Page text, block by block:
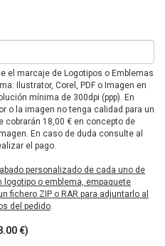
el marcaje de Logotipos o Emblemas
Ilustrator, Corel, PDF o Imagen en
mínima de 300dpi (ppp). En
o la imagen no tenga calidad para un
18,00 € en concepto de
En caso de duda consulte al
el pago.
personalizado de cada uno de
logotipo o emblema, empaquete
fichero ZIP o RAR para adjuntarlo al
del pedido.
€)